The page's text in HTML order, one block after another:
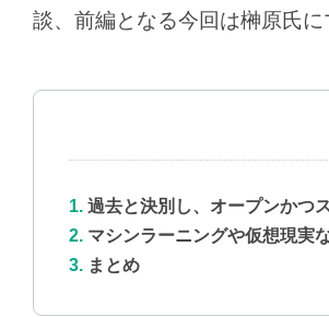
談、前編となる今回は榊原氏
過去と決別し、オープンかつ
マシンラーニングや仮想現実
まとめ